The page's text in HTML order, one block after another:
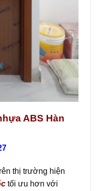
ABS Hàn
thị trường hiện
tối ưu hơn với